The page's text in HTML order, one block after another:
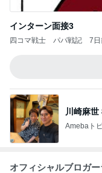
インターン面接3
四コマ戦士 パパ戦記 7日
川崎麻
Amebaト
オフィシャルブロガ